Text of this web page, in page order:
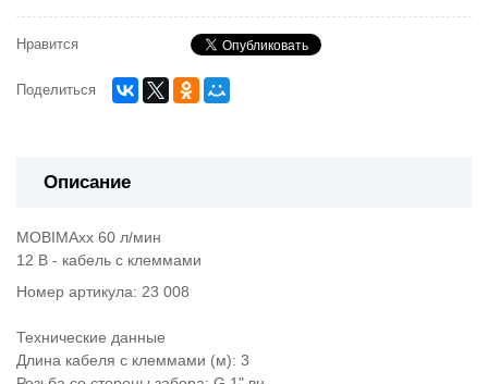
Нравится
Поделиться
Описание
MOBIMAxx 60 л/мин
12 В - кабель с клеммами
Номер артикула: 23 008
Технические данные
Длина кабеля с клеммами (м): 3